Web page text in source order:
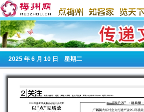
2025 年 6 月 10 日 星期二